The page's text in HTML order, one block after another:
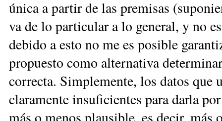
única a partir de las premisas
va de lo particular a lo general, y no
debido a esto no me es posible
propuesto como alternativa
correcta. Simplemente, los datos que
claramente insuficientes para darla
más o menos plausible, es decir, más